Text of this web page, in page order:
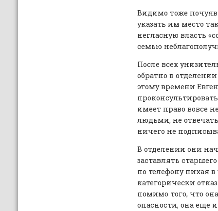
Видимо тоже
указать им место
негласную власть
семью
После всех
обратно в
этому времени
имеет право вовсе
людьми, не
ничего не
В отделении они
заставлять
по телефону пихая в
категорически
помимо того, что
опасности, она еще